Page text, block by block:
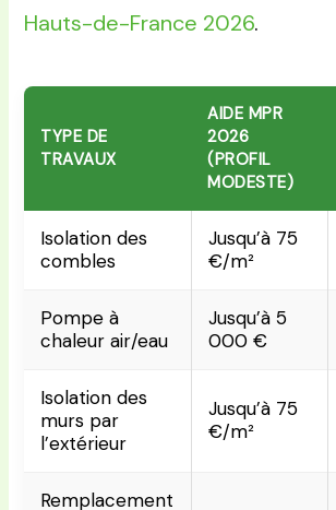
Hauts-de-France 2026.
TYPE DE
TRAVAUX
AIDE MPR
2026
(PROFIL
MODESTE)
Isolation des
combles
Jusqu’à 75
€/m²
Pompe à
chaleur air/eau
Jusqu’à 5
000 €
Isolation des
murs par
l’extérieur
Jusqu’à 75
€/m²
Remplacement